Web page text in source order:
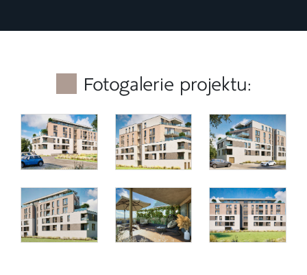
Fotogalerie projektu: